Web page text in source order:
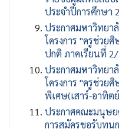
ประจำปีการศึกษา
ประกาศมหาวิทยา
โครงการ "ครูช่วย
ปกติ ภาคเรียนที่ 2/
ประกาศมหาวิทยา
โครงการ "ครูช่วย
พิเศษ(เสาร์-อาทิต
ประกาศคณะมนุษย
การสมัครขอรับทุน